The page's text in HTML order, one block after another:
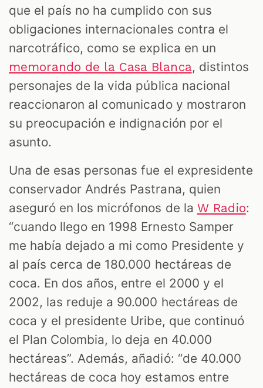
que el país no ha cumplido con sus
obligaciones internacionales contra el
narcotráfico, como se explica en un
memorando de la Casa Blanca, distintos
personajes de la vida pública nacional
reaccionaron al comunicado y mostraron
su preocupación e indignación por el
asunto.
Una de esas personas fue el expresidente
conservador Andrés Pastrana, quien
aseguró en los micrófonos de la W Radio:
“cuando llego en 1998 Ernesto Samper
me había dejado a mi como Presidente y
al país cerca de 180.000 hectáreas de
coca. En dos años, entre el 2000 y el
2002, las reduje a 90.000 hectáreas de
coca y el presidente Uribe, que continuó
el Plan Colombia, lo deja en 40.000
hectáreas”. Además, añadió: “de 40.000
hectáreas de coca hoy estamos entre